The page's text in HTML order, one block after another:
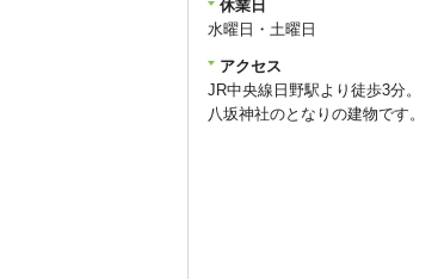
休業日
水曜日・土曜日
アクセス
JR中央線日野駅より徒歩3分。
八坂神社のとなりの建物です。